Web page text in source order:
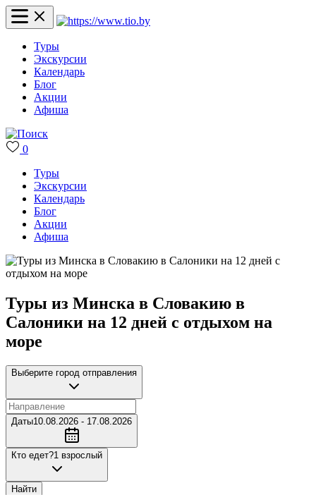
Туры
Экскурсии
Календарь
Блог
Акции
Афиша
0
Туры
Экскурсии
Календарь
Блог
Акции
Афиша
Туры из Минска в Словакию в
Салоники на 12 дней с отдыхом на
море
Выберите город отправления
Даты10.08.2026 - 17.08.2026
Кто едет?1 взрослый
Найти